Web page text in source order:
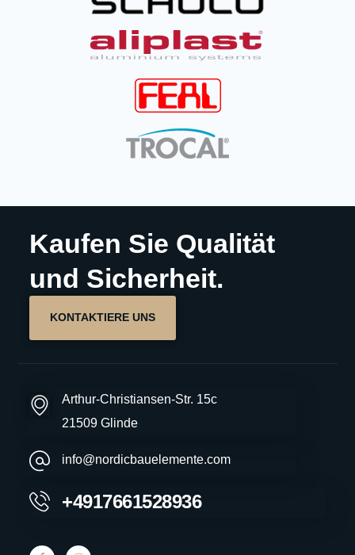
Kaufen Sie Qualität
und Sicherheit.
KONTAKTIERE UNS
Arthur-Christiansen-Str. 15c
21509 Glinde
info@nordicbauelemente.com
+4917661528936